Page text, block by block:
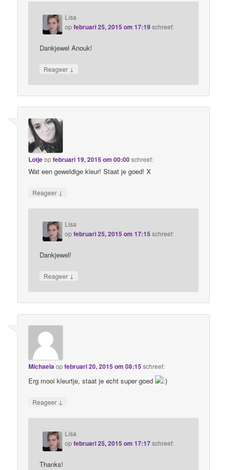
Lisa
opfebruari 25, 2015 om 17:19schreef:
Dankjewel Anouk!
Reageer ↓
Lotjeopfebruari 19, 2015 om 00:00schreef:
Wat een geweldige kleur! Staat je goed! X
Reageer ↓
Lisa
opfebruari 25, 2015 om 17:15 schreef:
Dankjewel!
Reageer ↓
Michaelaopfebruari 20, 2015 om 08:15 schreef:
Erg mooi kleurtje, staat je echt super goed
Reageer ↓
Lisa
opfebruari 25, 2015 om 17:17schreef:
Thanks!